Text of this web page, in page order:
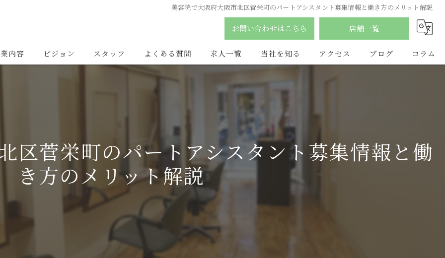
美容院で大阪府大阪市北区菅栄町のパートアシスタント募集情報と働き方のメリット解説
お問い合わせはこちら 店舗一覧
内容 ビジョン スタッフ よくある質問 求人一覧 当社を知る
南森町の美容室
ふじみ野市の美容室
アルバイト
パート
スタイリスト
アクセス
vist
ブログ コラム
区菅栄町のパートアシスタント募集情報と働
き方のメリット解説